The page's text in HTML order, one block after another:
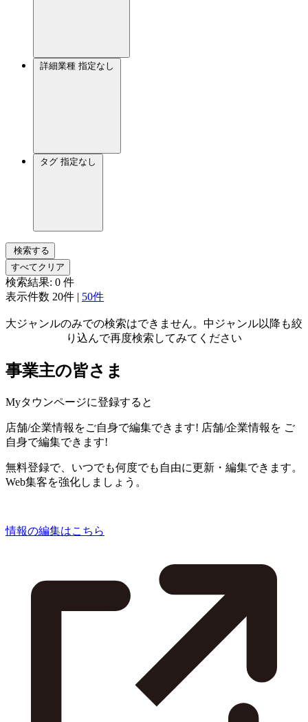
詳細業種 指定なし
タグ 指定なし
検索する
すべてクリア
検索結果: 0 件
表示件数 20件 | 50件
大ジャンルのみでの検索はできません。中ジャンル以降も絞
り込んで再度検索してみてください
事業主の皆さま
Myタウンページに登録すると
店舗/企業情報をご自身で編集できます! 店舗/企業情報を ご
自身で編集できます!
無料登録で、いつでも何度でも自由に更新・編集できます。
Web集客を強化しましょう。
情報の編集はこちら